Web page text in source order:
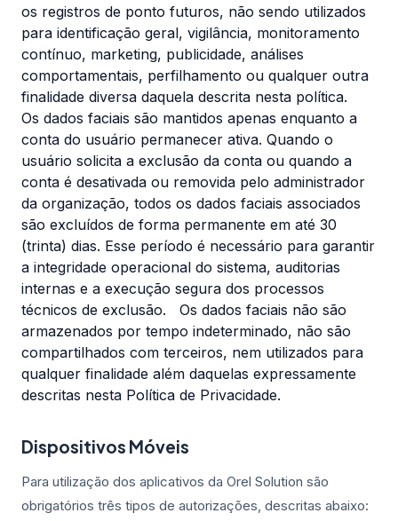
os registros de ponto futuros, não sendo utilizados
para identificação geral, vigilância, monitoramento
contínuo, marketing, publicidade, análises
comportamentais, perfilhamento ou qualquer outra
finalidade diversa daquela descrita nesta política.
Os dados faciais são mantidos apenas enquanto a
conta do usuário permanecer ativa. Quando o
usuário solicita a exclusão da conta ou quando a
conta é desativada ou removida pelo administrador
da organização, todos os dados faciais associados
são excluídos de forma permanente em até 30
(trinta) dias. Esse período é necessário para garantir
a integridade operacional do sistema, auditorias
internas e a execução segura dos processos
técnicos de exclusão. Os dados faciais não são
armazenados por tempo indeterminado, não são
compartilhados com terceiros, nem utilizados para
qualquer finalidade além daquelas expressamente
descritas nesta Política de Privacidade.
Dispositivos Móveis
Para utilização dos aplicativos da Orel Solution são
obrigatórios três tipos de autorizações, descritas abaixo: